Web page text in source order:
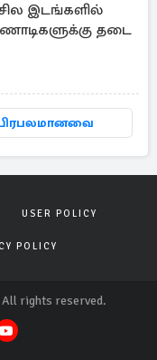
சில இடங்களில்
தடை
USER POLICY
POLICY
All rights reserved.